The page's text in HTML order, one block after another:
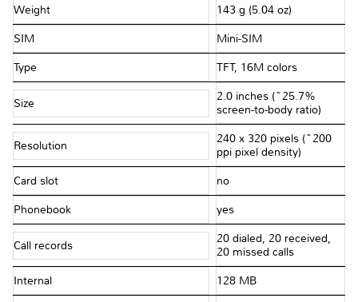
Weight 143 g (5.04 oz)
SIM Mini-SIM
Type TFT, 16M colors
Size
2.0 inches (~25.7%
screen-to-body ratio)
Resolution
240 x 320 pixels (~200
ppi pixel density)
Card slot no
Phonebook yes
Call records
20 dialed, 20 received,
20 missed calls
Internal 128 MB